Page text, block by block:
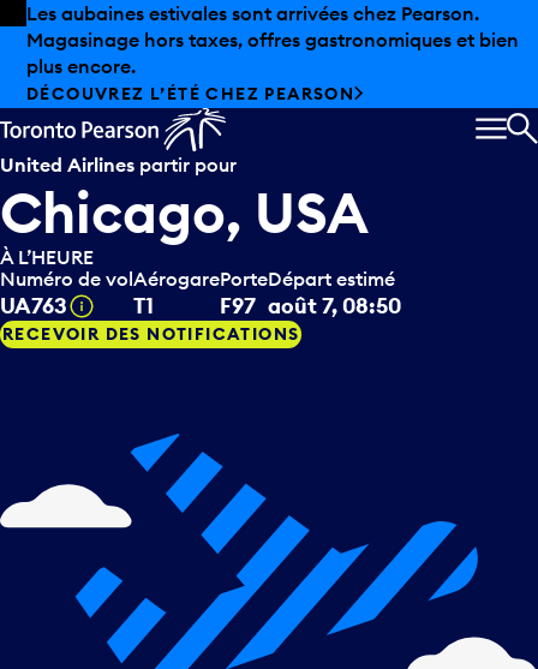
Skip to offers
Passer au contenu principal
Les aubaines estivales sont arrivées chez Pearson.
Magasinage hors taxes, offres gastronomiques et bien
plus encore.
DÉCOUVREZ L’ÉTÉ CHEZ PEARSON
United Airlines partir pour
Chicago, USA
À L’HEURE
Numéro de vol
UA763 Infobulle
Aérogare
T1
Porte
F97
Départ estimé
août 7, 08:50
RECEVOIR DES NOTIFICATIONS